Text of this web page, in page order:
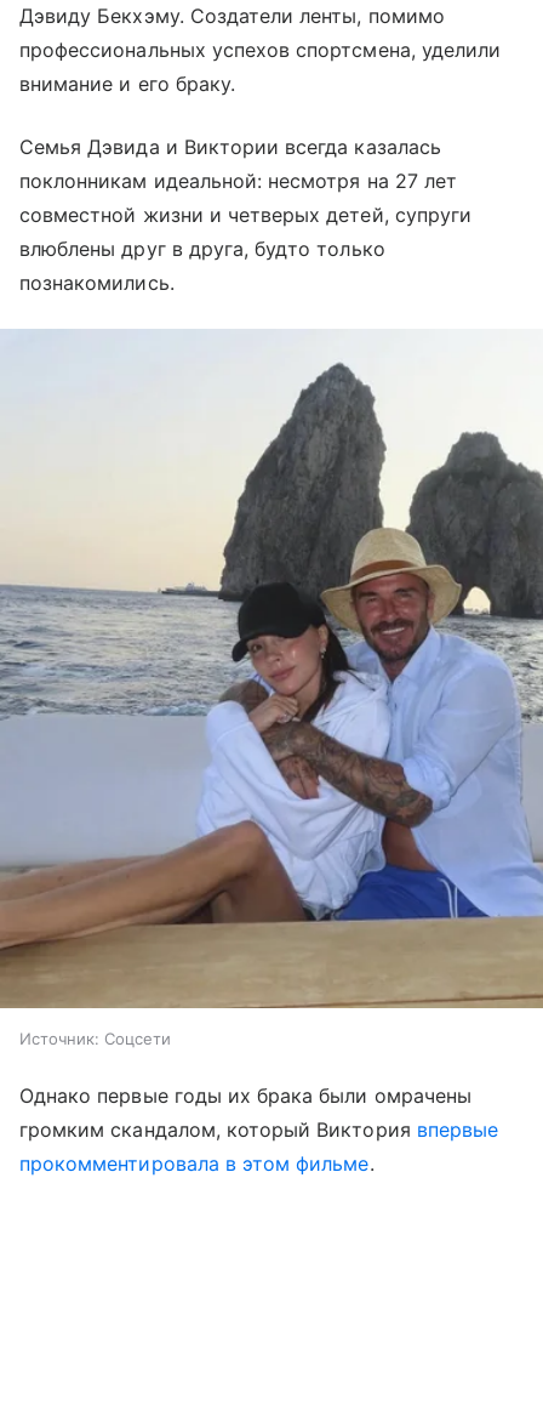
Дэвиду Бекхэму. Создатели ленты, помимо
профессиональных успехов спортсмена, уделили
внимание и его браку.
Семья Дэвида и Виктории всегда казалась
поклонникам идеальной: несмотря на 27 лет
совместной жизни и четверых детей, супруги
влюблены друг в друга, будто только
познакомились.
Источник: Соцсети
Однако первые годы их брака были омрачены
громким скандалом, который Виктория впервые
прокомментировала в этом фильме.